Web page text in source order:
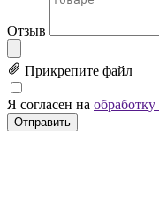
Отзыв
Прикрепите файл
Я согласен на